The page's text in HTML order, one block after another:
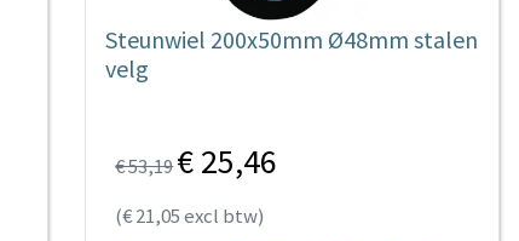
Steunwiel 200x50mm Ø48mm stalen
velg
€ 53,19€ 25,46
(€ 21,05 excl btw)